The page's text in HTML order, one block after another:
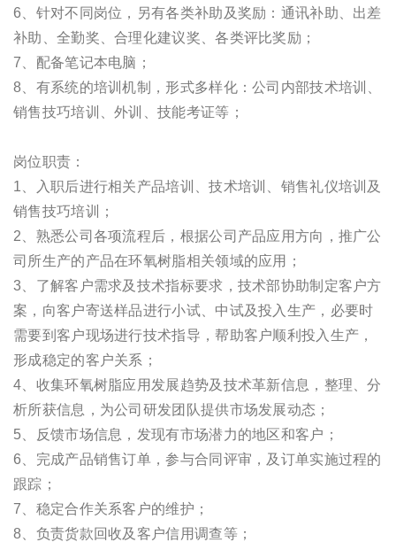
6、针对不同岗位，另有各类补助及奖励：通讯补助、出差
补助、全勤奖、合理化建议奖、各类评比奖励；
7、配备笔记本电脑；
8、有系统的培训机制，形式多样化：公司内部技术培训、
销售技巧培训、外训、技能考证等；
岗位职责：
1、入职后进行相关产品培训、技术培训、销售礼仪培训及
销售技巧培训；
2、熟悉公司各项流程后，根据公司产品应用方向，推广公
司所生产的产品在环氧树脂相关领域的应用；
3、了解客户需求及技术指标要求，技术部协助制定客户方
案，向客户寄送样品进行小试、中试及投入生产，必要时
需要到客户现场进行技术指导，帮助客户顺利投入生产，
形成稳定的客户关系；
4、收集环氧树脂应用发展趋势及技术革新信息，整理、分
析所获信息，为公司研发团队提供市场发展动态；
5、反馈市场信息，发现有市场潜力的地区和客户；
6、完成产品销售订单，参与合同评审，及订单实施过程的
跟踪；
7、稳定合作关系客户的维护；
8、负责货款回收及客户信用调查等；